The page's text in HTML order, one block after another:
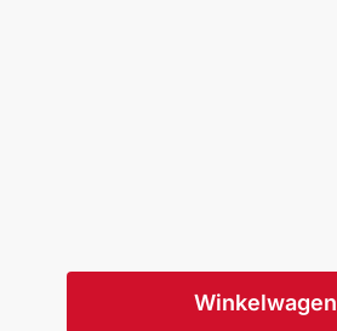
Winkelwagen